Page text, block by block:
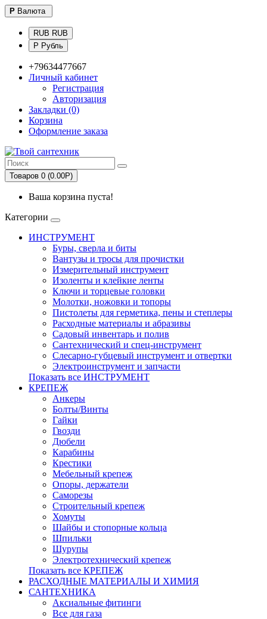
Р Валюта
RUB RUB
Р Рубль
+79634477667
Личный кабинет
Регистрация
Авторизация
Закладки (0)
Корзина
Оформление заказа
Товаров 0 (0.00Р)
Ваша корзина пуста!
Категории
ИНСТРУМЕНТ
Буры, сверла и биты
Вантузы и тросы для прочистки
Измерительный инструмент
Изоленты и клейкие ленты
Ключи и торцевые головки
Молотки, ножовки и топоры
Пистолеты для герметика, пены и степлеры
Расходные материалы и абразивы
Садовый инвентарь и полив
Сантехнический и спец-инструмент
Слесарно-губцевый инструмент и отвертки
Электроинструмент и запчасти
Показать все ИНСТРУМЕНТ
КРЕПЕЖ
Анкеры
Болты/Винты
Гайки
Гвозди
Дюбели
Карабины
Крестики
Мебельный крепеж
Опоры, держатели
Саморезы
Строительный крепеж
Хомуты
Шайбы и стопорные кольца
Шпильки
Шурупы
Электротехнический крепеж
Показать все КРЕПЕЖ
РАСХОДНЫЕ МАТЕРИАЛЫ И ХИМИЯ
САНТЕХНИКА
Аксиальные фитинги
Все для газа